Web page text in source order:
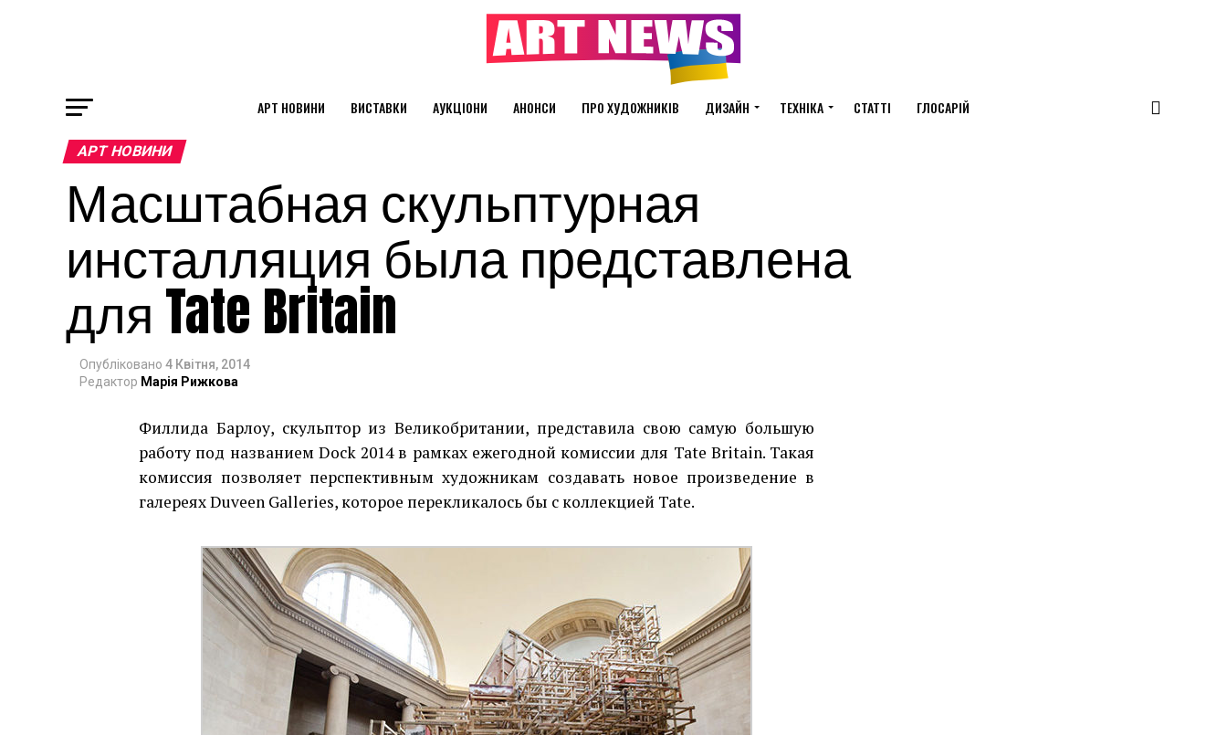
АРТ НОВИНИ ВИСТАВКИ АУКЦІОНИ АНОНСИ ПРО ХУДОЖНИКІВ ДИЗАЙН ТЕХНІКА СТАТТІ ГЛОСАРІЙ
АРТ НОВИНИ
Масштабная скульптурная
инсталляция была представлена
для Tate Britain
Опубліковано 4 Квітня, 2014
Редактор Марія Рижкова
Филлида Барлоу, скульптор из Великобритании, представила свою самую большую
работу под названием Dock 2014 в рамках ежегодной комиссии для Tate Britain. Такая
комиссия позволяет перспективным художникам создавать новое произведение в
галереях Duveen Galleries, которое перекликалось бы с коллекцией Tate.